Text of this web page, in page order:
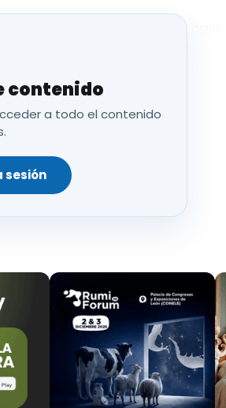
esenciales a pesar de ser casi
de argumentos
que el currículo
el desarrollo económico,
importante que la
decisiones respecto a su
del sector primario”, ha
(ODS). Por esta razón, el
temáticas en el currículo de
de Educación Primaria,
contenido
a todo el contenido
sesión